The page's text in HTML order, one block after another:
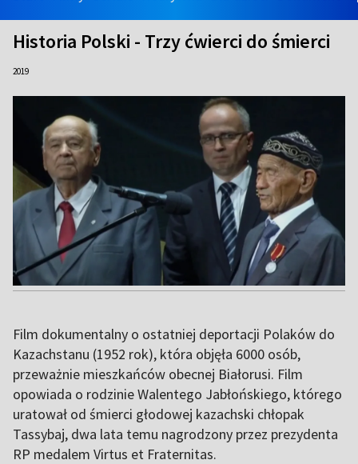
Historia Polski - Trzy ćwierci do śmierci
2019
Film dokumentalny o ostatniej deportacji Polaków do
Kazachstanu (1952 rok), która objęła 6000 osób,
przeważnie mieszkańców obecnej Białorusi. Film
opowiada o rodzinie Walentego Jabłońskiego, którego
uratował od śmierci głodowej kazachski chłopak
Tassybaj, dwa lata temu nagrodzony przez prezydenta
RP medalem Virtus et Fraternitas.